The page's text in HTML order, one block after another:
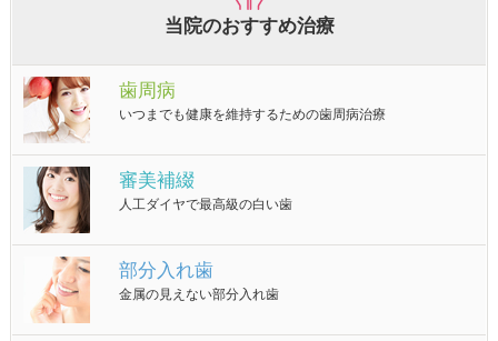
当院のおすすめ治療
歯周病
いつまでも健康を維持するための歯周病治療
審美補綴
人工ダイヤで最高級の白い歯
部分入れ歯
金属の見えない部分入れ歯